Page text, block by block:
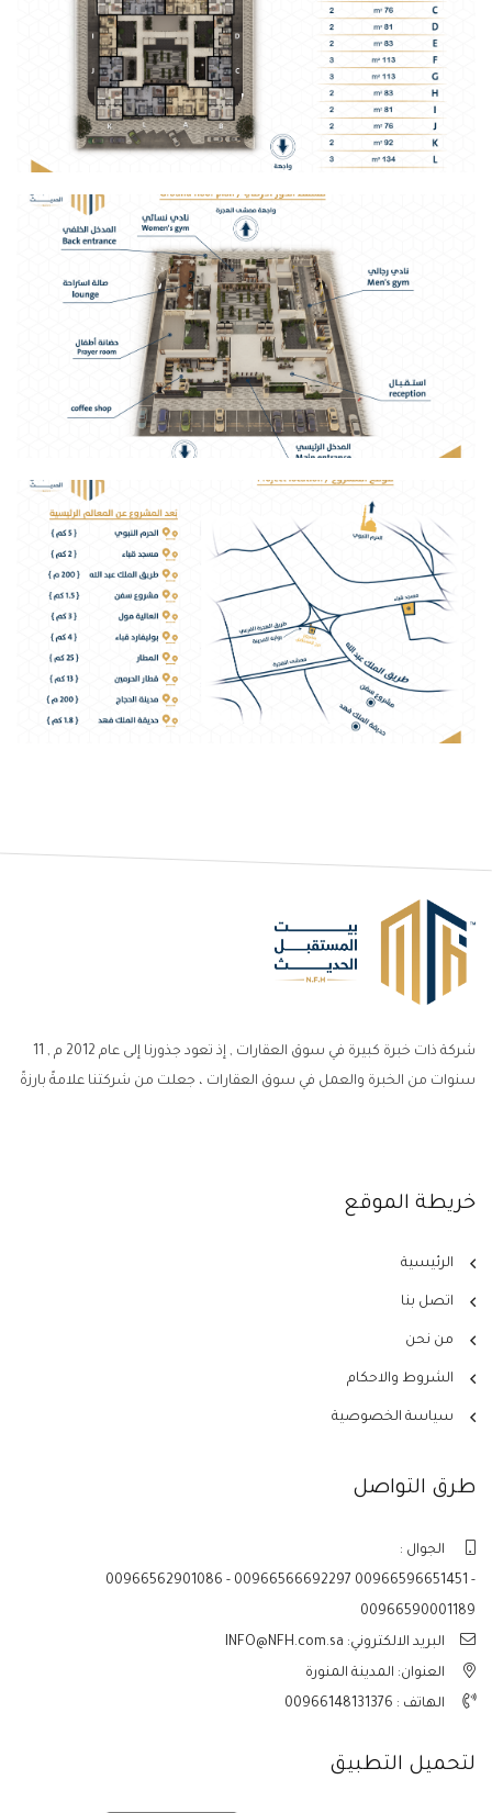
شركة ذات خبرة كبيرة في سوق العقارات , إذ تعود جذورنا إلى عام 2012 م , 11
سنوات من الخبرة والعمل في سوق العقارات ، جعلت من شركتنا علامةً بارزةً
خريطة الموقع
الرئيسية
اتصل بنا
من نحن
الشروط والاحكام
سياسة الخصوصية
طرق التواصل
الجوال :
00966562901086 - 00966566692297 00966596651451 -
00966590001189
البريد الالكتروني: INFO@NFH.com.sa
العنوان: المدينة المنورة
الهاتف : 00966148131376
لتحميل التطبيق